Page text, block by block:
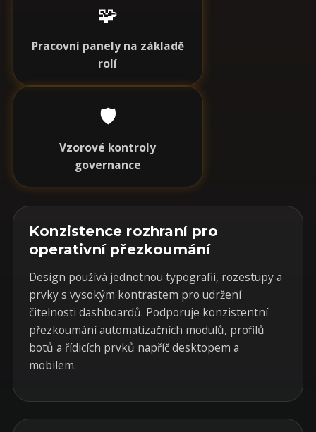
🧩
Pracovní panely na základě
rolí
🛡️
Vzorové kontroly
governance
Konzistence rozhraní pro
operativní přezkoumání
Design používá jednotnou typografii, rozestupy a
prvky s vysokým kontrastem pro udržení
čitelnosti dashboardů. Podporuje konzistentní
přezkoumání automatizačních modulů, profilů
botů a řídicích prvků napříč desktopem a
mobilem.